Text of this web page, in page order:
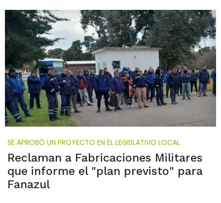
SE APROBÓ UN PROYECTO EN EL LEGISLATIVO LOCAL
Reclaman a Fabricaciones Militares
que informe el "plan previsto" para
Fanazul